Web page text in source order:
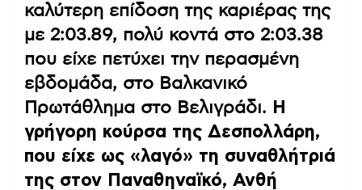
καλύτερη επίδοση της καριέρας της
με 2:03.89, πολύ κοντά στο 2:03.38
που είχε πετύχει την περασμένη
εβδομάδα, στο Βαλκανικό
Πρωτάθλημα στο Βελιγράδι. Η
γρήγορη κούρσα της Δεσπολλάρη,
που είχε ως «λαγό» τη συναθλήτριά
της στον Παναθηναϊκό, Ανθή